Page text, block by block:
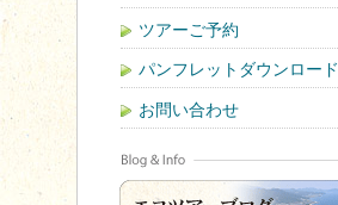
ツアーご予約
パンフレットダウンロード
お問い合わせ